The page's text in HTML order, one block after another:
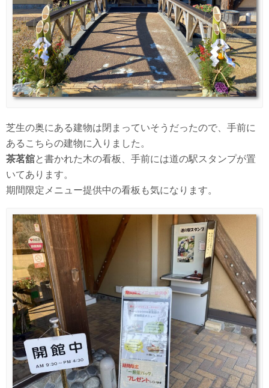
芝生の奥にある建物は閉まっていそうだったので、手前に
あるこちらの建物に入りました。
茶茗舘と書かれた木の看板、手前には道の駅スタンプが置
いてあります。
期間限定メニュー提供中の看板も気になります。